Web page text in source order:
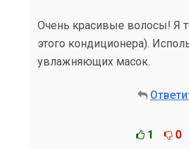
Очень красивые волосы! Я
этого кондиционера).
увлажняющих масок.
1 0